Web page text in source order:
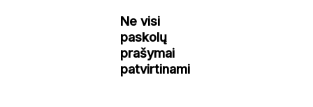
Ne visi
paskolų
prašymai
patvirtinami